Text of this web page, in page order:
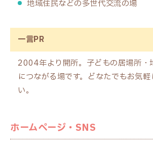
地域住民などの多世代交流の場
一言PR
2004年より開所。子どもの居場所・
につながる場です。どなたでもお気
い。
ホームページ・SNS